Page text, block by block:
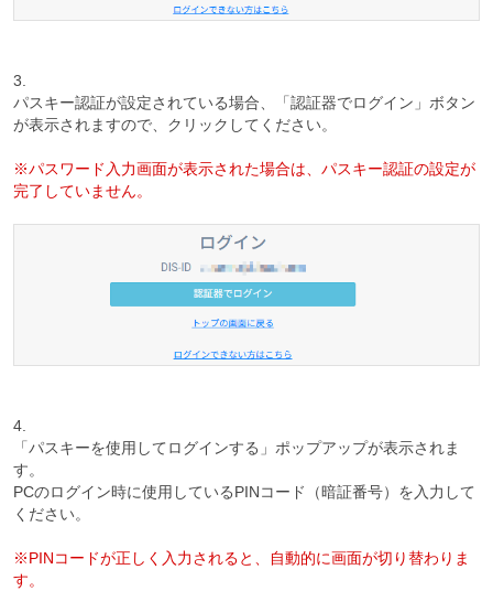
3.
パスキー認証が設定されている場合、「認証器でログイン」ボタン
が表示されますので、クリックしてください。
※パスワード入力画面が表示された場合は、パスキー認証の設定が
完了していません。
4.
「パスキーを使用してログインする」ポップアップが表示されま
す。
PCのログイン時に使用しているPINコード（暗証番号）を入力して
ください。
※PINコードが正しく入力されると、自動的に画面が切り替わりま
す。